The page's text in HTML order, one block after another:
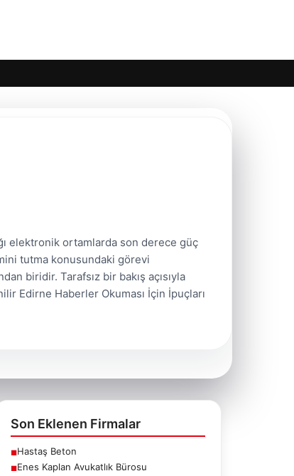
elektronik ortamlarda son derece güç
tutma konusundaki görevi
biridir. Tarafsız bir bakış açısıyla
Edirne Haberler Okuması İçin İpuçları
Son Eklenen Firmalar
■Hastaş Beton
■Enes Kaplan Avukatlık Bürosu